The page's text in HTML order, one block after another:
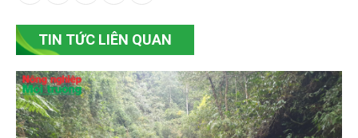
TIN TỨC LIÊN QUAN